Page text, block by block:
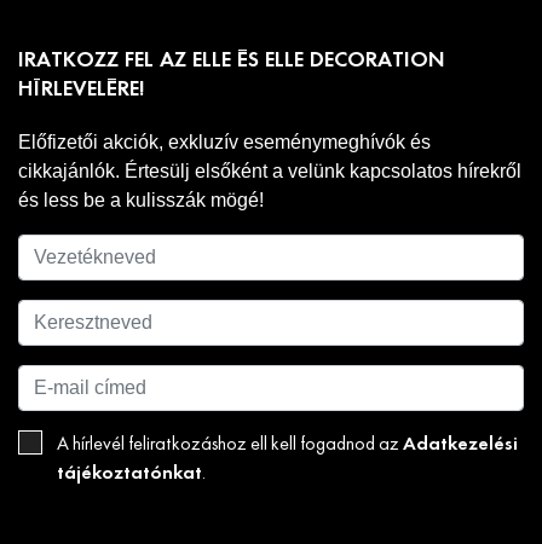
IRATKOZZ FEL AZ ELLE ÉS ELLE DECORATION
HÍRLEVELÉRE!
Előfizetői akciók, exkluzív eseménymeghívók és
cikkajánlók. Értesülj elsőként a velünk kapcsolatos hírekről
és less be a kulisszák mögé!
A hírlevél feliratkozáshoz ell kell fogadnod az Adatkezelési
tájékoztatónkat.